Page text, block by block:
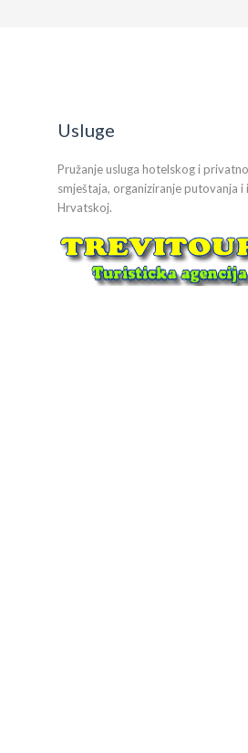
Usluge
Pružanje usluga hotelskog i
smještaja, organiziranje putovanja i
Hrvatskoj.